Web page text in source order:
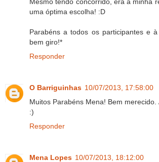
uma óptima escolha! :D
Parabéns a todos os participantes e
bem giro!*
Responder
O Barriguinhas 10/07/2013, 17:58:00
Muitos Parabéns Mena! Bem merecido.
:)
Responder
Mena Lopes 10/07/2013, 18:12:00